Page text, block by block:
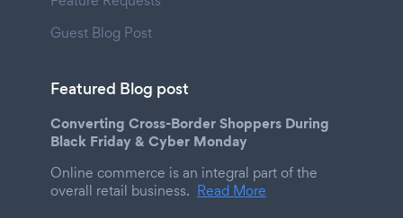
Guest Blog Post
Featured Blog post
Converting Cross-Border Shoppers During
Black Friday & Cyber Monday
Online commerce is an integral part of the
overall retail business. Read More